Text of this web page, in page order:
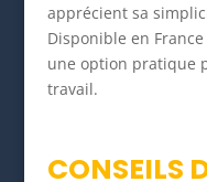
apprécient sa
Disponible en
une option pratique
travail.
CONSEILS